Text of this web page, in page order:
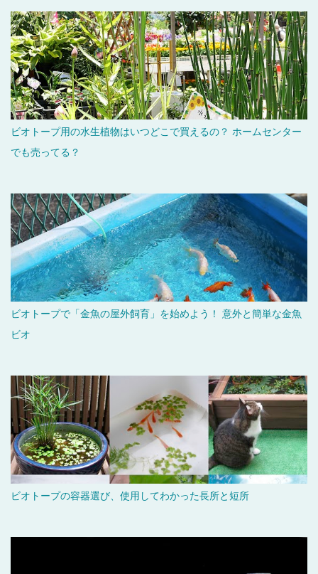
ビオトープ用の水生植物はいつどこで買えるの？ ホームセンター
でも売ってる？
ビオトープで「金魚の屋外飼育」を始めよう！ 意外と簡単な金魚
ビオ
ビオトープの容器選び、使用してわかった長所と短所